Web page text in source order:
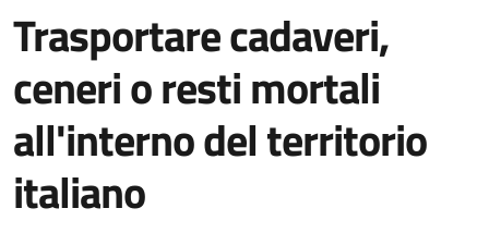
Trasportare cadaveri,
ceneri o resti mortali
all'interno del territorio
italiano